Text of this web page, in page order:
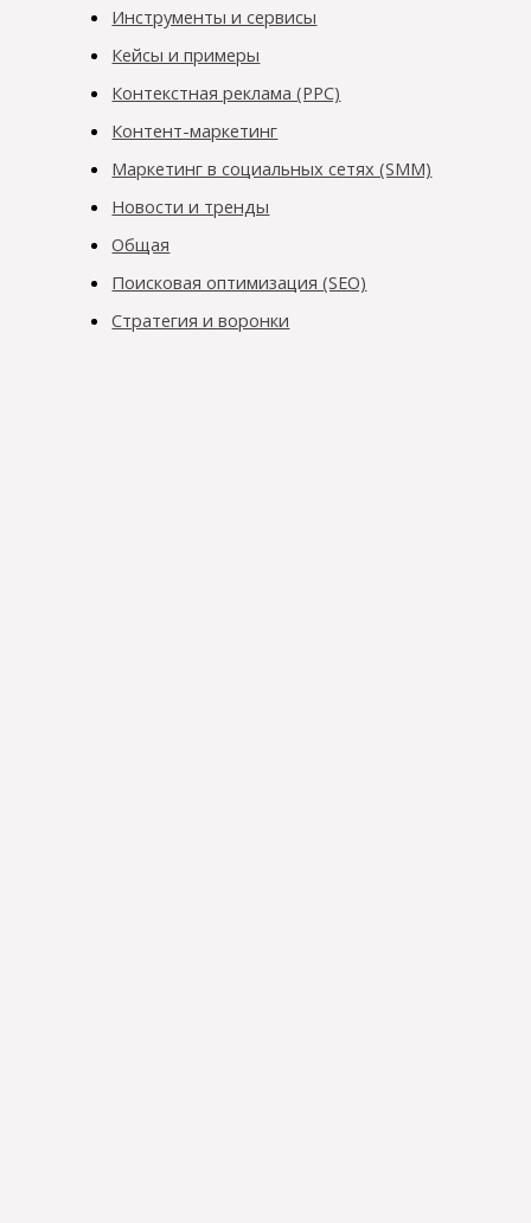
Инструменты и сервисы
Кейсы и примеры
Контекстная реклама (PPC)
Контент-маркетинг
Маркетинг в социальных сетях (SMM)
Новости и тренды
Общая
Поисковая оптимизация (SEO)
Стратегия и воронки